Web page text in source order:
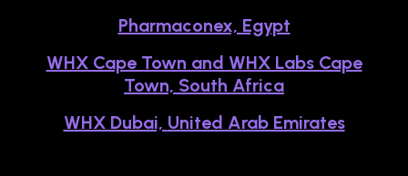
Pharmaconex, Egypt
WHX Cape Town and WHX Labs Cape
Town, South Africa
WHX Dubai, United Arab Emirates